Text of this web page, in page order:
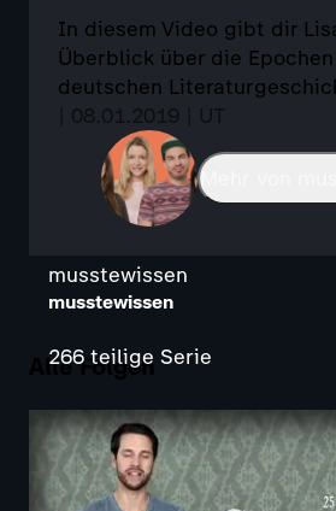
In diesem Video gibt dir
Überblick über die
deutschen
| 08.01.2019 | UT
Mehr von
Alle Folgen
musstewissen
musstewissen
266 teilige Serie